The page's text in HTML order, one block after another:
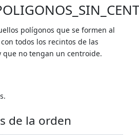
polígonos que se formen al
todos los recintos de las
que no tengan un centroide.
de la orden